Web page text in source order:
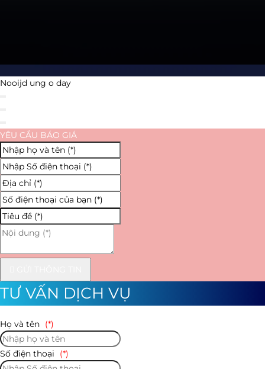
Nooijd ung o day
YÊU CẦU BÁO GIÁ
TƯ VẤN DỊCH VỤ
Họ và tên (*)
Số điện thoại (*)